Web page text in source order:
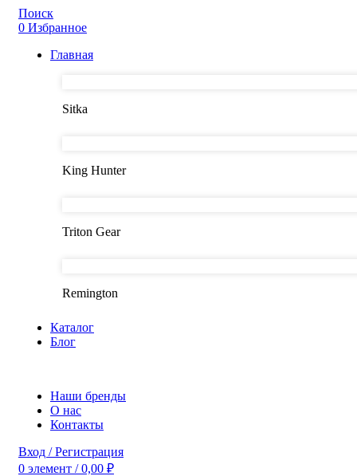
Поиск
0 Избранное
Главная
Sitka
King Hunter
Triton Gear
Remington
Каталог
Блог
Наши бренды
О нас
Контакты
Вход / Регистрация
0 элемент / 0,00 ₽